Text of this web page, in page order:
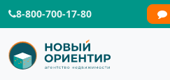
8-800-700-17-80